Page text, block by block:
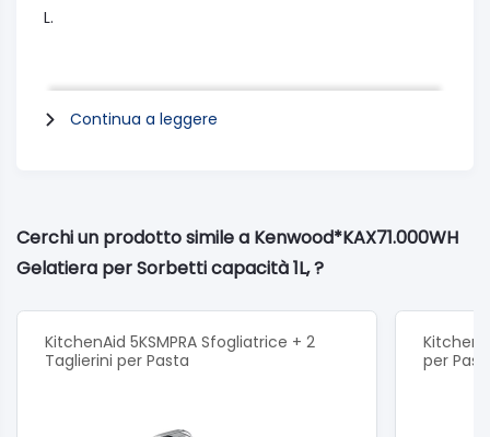
L.
Specifiche generali
Dimensioni del mixer: Chef e Major/Chef XL
Colore: Bianco
Capacità
Capacità di lavoro (L): 1L
Varie
Uscita: Ciotola
Continua a leggere
Cerchi un prodotto simile a Kenwood*KAX71.000WH
Gelatiera per Sorbetti capacità 1L, ?
KitchenAid 5KSMPRA Sfogliatrice + 2
Taglierini per Pasta
per